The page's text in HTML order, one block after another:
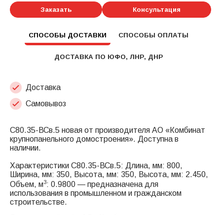
Заказать Консультация
СПОСОБЫ ДОСТАВКИ СПОСОБЫ ОПЛАТЫ
ДОСТАВКА ПО ЮФО, ЛНР, ДНР
Доставка
Самовывоз
С80.35-ВСв.5 новая от производителя АО «Комбинат
крупнопанельного домостроения». Доступна в
наличии.
Характеристики С80.35-ВСв.5: Длина, мм: 800,
Ширина, мм: 350, Высота, мм: 350, Высота, мм: 2.450,
Объем, м3: 0.9800 — предназначена для
использования в промышленном и гражданском
строительстве.